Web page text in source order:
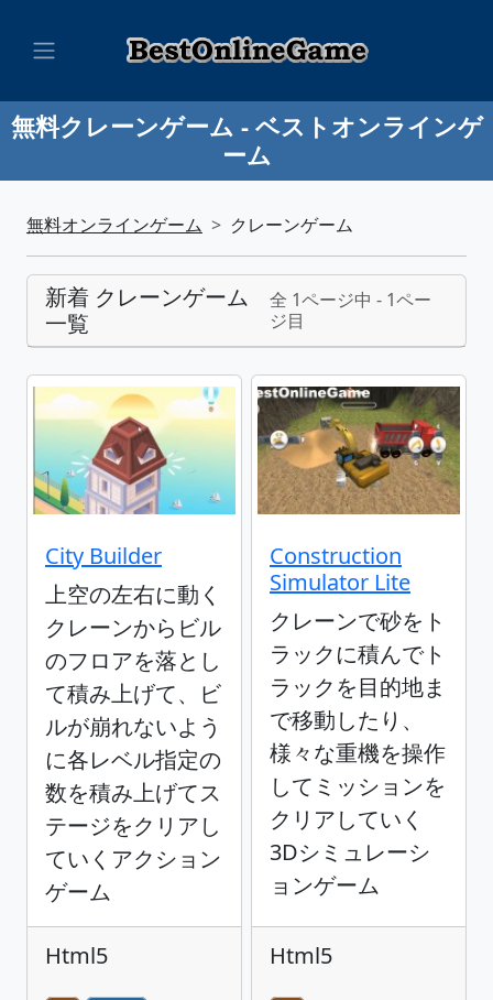
無料クレーンゲーム - ベストオンラインゲ
ーム
無料オンラインゲーム クレーンゲーム
新着 クレーンゲーム
一覧
全 1ページ中 - 1ペー
ジ目
City Builder
上空の左右に動く
クレーンからビル
のフロアを落とし
て積み上げて、ビ
ルが崩れないよう
に各レベル指定の
数を積み上げてス
テージをクリアし
ていくアクション
ゲーム
Html5
Construction
Simulator Lite
クレーンで砂をト
ラックに積んでト
ラックを目的地ま
で移動したり、
様々な重機を操作
してミッションを
クリアしていく
3Dシミュレーシ
ョンゲーム
Html5